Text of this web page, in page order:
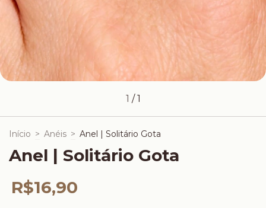
1 / 1
Início > Anéis > Anel | Solitário Gota
Anel | Solitário Gota
R$16,90